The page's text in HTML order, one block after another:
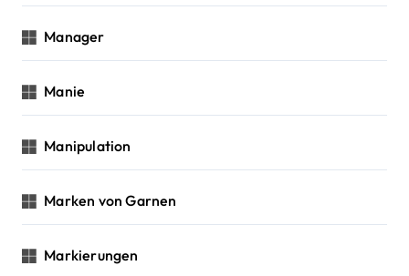
Manager
Manie
Manipulation
Marken von Garnen
Markierungen